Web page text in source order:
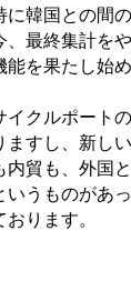
韓国との間
最終集計を
を果たし始
クルポート
すし、新し
貿も、外国
うものがあ
ります。